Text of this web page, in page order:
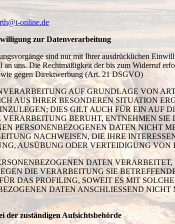
online.de
zur Datenverarbeitung
sind nur mit Ihrer ausdrücklichen
uns. Die Rechtmäßigkeit der bis zum Widerruf
gegen Direktwerbung (Art. 21 DSGVO)
AUF GRUNDLAGE VON
AUS IHRER BESONDEREN SITUATION
DIES GILT AUCH FÜR EIN AUF
BERUHT, ENTNEHMEN
PERSONENBEZOGENEN DATEN NICHT
NACHWEISEN, DIE IHRE
AUSÜBUNG ODER VERTEIDIGUNG VON
DATEN
DIE VERARBEITUNG SIE
DAS PROFILING, SOWEIT ES MIT
DATEN ANSCHLIESSEND
der zuständigen Aufsichtsbehörde